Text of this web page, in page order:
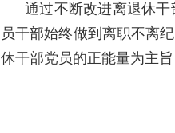
通过不断改进离退休
员干部始终做到离职不离
休干部党员的正能量为主